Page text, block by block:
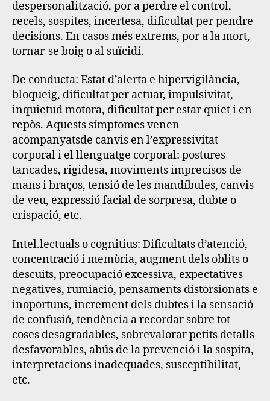
despersonalització, por a perdre el control,
recels, sospites, incertesa, dificultat per pendre
decisions. En casos més extrems, por a la mort,
tornar-se boig o al suïcidi.
De conducta: Estat d’alerta e hipervigilància,
bloqueig, dificultat per actuar, impulsivitat,
inquietud motora, dificultat per estar quiet i en
repòs. Aquests símptomes venen
acompanyatsde canvis en l’expressivitat
corporal i el llenguatge corporal: postures
tancades, rigidesa, moviments imprecisos de
mans i braços, tensió de les mandíbules, canvis
de veu, expressió facial de sorpresa, dubte o
crispació, etc.
Intel.lectuals o cognitius: Dificultats d’atenció,
concentració i memòria, augment dels oblits o
descuits, preocupació excessiva, expectatives
negatives, rumiació, pensaments distorsionats e
inoportuns, increment dels dubtes i la sensació
de confusió, tendència a recordar sobre tot
coses desagradables, sobrevalorar petits detalls
desfavorables, abús de la prevenció i la sospita,
interpretacions inadequades, susceptibilitat,
etc.